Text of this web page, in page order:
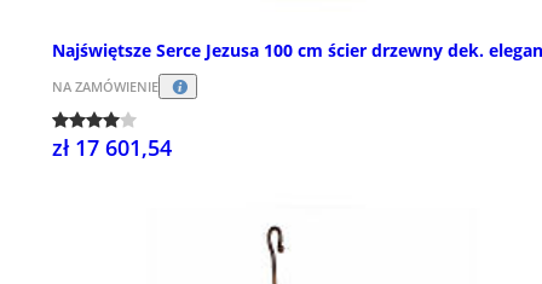
Najświętsze Serce Jezusa 100 cm ścier drzewny dek.
NA ZAMÓWIENIE
zł 17 601,54